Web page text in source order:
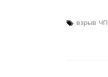
взрыв ЧП